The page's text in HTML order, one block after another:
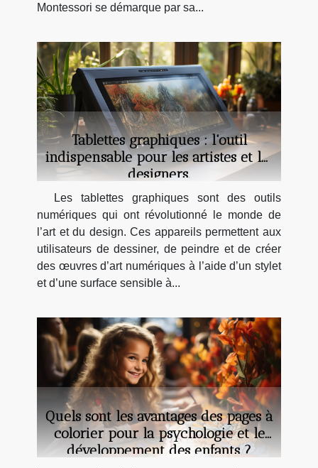
Montessori se démarque par sa...
Tablettes graphiques : l'outil
indispensable pour les artistes et les
designers.
Les tablettes graphiques sont des outils
numériques qui ont révolutionné le monde de
l’art et du design. Ces appareils permettent aux
utilisateurs de dessiner, de peindre et de créer
des œuvres d’art numériques à l’aide d’un stylet
et d’une surface sensible à...
Quels sont les avantages des pages à
colorier pour la psychologie et le
développement des enfants ?